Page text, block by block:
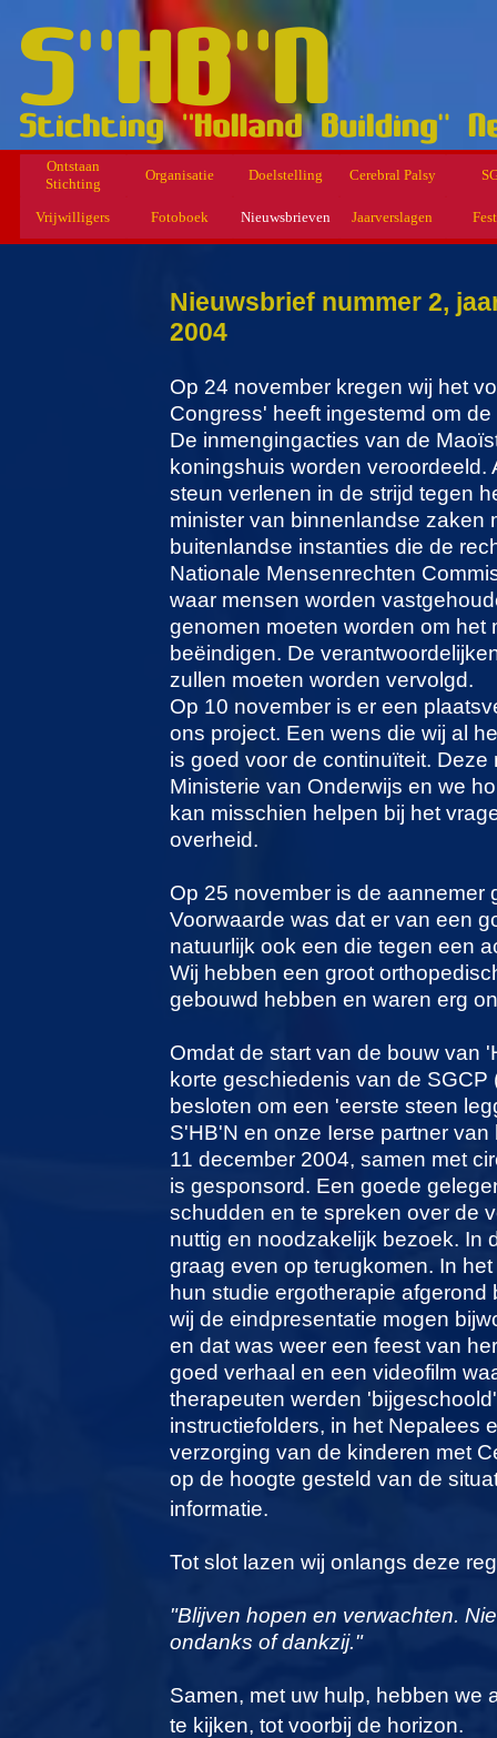
Ontstaan
Stichting
Organisatie Doelstelling Cerebral Palsy
Vrijwilligers Fotoboek Nieuwsbrieven Jaarverslagen
Nieuwsbrief nummer 2,
2004
Op 24 november kregen wij het
Congress' heeft ingestemd om
De inmengingacties van de
koningshuis worden
steun verlenen in de strijd tegen
minister van binnenlandse zaken
buitenlandse instanties die de
Nationale Mensenrechten
waar mensen worden
genomen moeten worden om het
beëindigen. De
zullen moeten worden vervolgd.
Op 10 november is er een
ons project. Een wens die wij al
is goed voor de continuïteit.
Ministerie van Onderwijs en we
kan misschien helpen bij het
overheid.
Op 25 november is de aannemer
Voorwaarde was dat er van een
natuurlijk ook een die tegen een
Wij hebben een groot
gebouwd hebben en waren erg
Omdat de start van de bouw van
korte geschiedenis van de
besloten om een 'eerste steen
S'HB'N en onze Ierse partner
11 december 2004, samen met
is gesponsord. Een goede
schudden en te spreken over de
nuttig en noodzakelijk bezoek. In
graag even op terugkomen. In
hun studie ergotherapie
wij de eindpresentatie mogen
en dat was weer een feest van
goed verhaal en een videofilm
therapeuten werden
instructiefolders, in het Nepalees
verzorging van de kinderen met
op de hoogte gesteld van de
informatie.
Tot slot lazen wij onlangs deze
"Blijven hopen en verwachten.
ondanks of dankzij."
Samen, met uw hulp, hebben we
te kijken, tot voorbij de horizon.